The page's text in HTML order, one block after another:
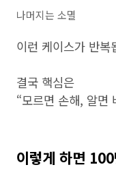
나머지는 소멸
이런 케이스가 반복
결국 핵심은
“모르면 손해, 알면
이렇게 하면